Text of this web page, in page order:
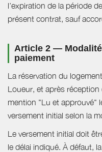
l’expiration de la période
présent contrat, sauf
Article 2 —
paiement
La réservation du
Loueur, et après
mention "Lu et approuvé"
versement initial selon la
Le versement initial doit
le délai indiqué. À défaut,